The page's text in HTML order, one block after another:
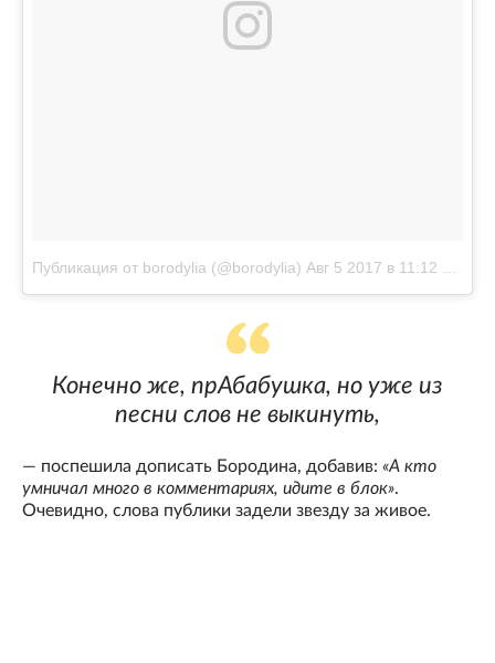
Публикация от borodylia (@borodylia) Авг 5 2017 в 11:12 PDT
Конечно же, прАбабушка, но уже из
песни слов не выкинуть,
— поспешила дописать Бородина, добавив: «А кто
умничал много в комментариях, идите в блок».
Очевидно, слова публики задели звезду за живое.